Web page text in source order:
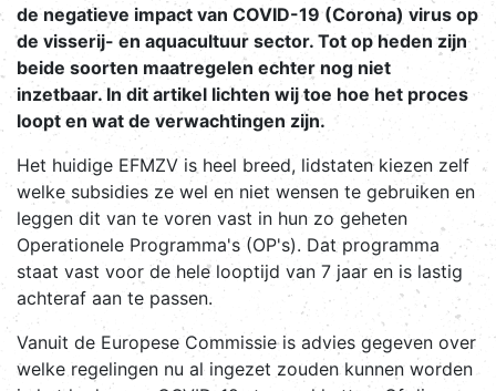
de negatieve impact van COVID-19 (Corona) virus op
de visserij- en aquacultuur sector. Tot op heden zijn
beide soorten maatregelen echter nog niet
inzetbaar. In dit artikel lichten wij toe hoe het proces
loopt en wat de verwachtingen zijn.
Het huidige EFMZV is heel breed, lidstaten kiezen zelf
welke subsidies ze wel en niet wensen te gebruiken en
leggen dit van te voren vast in hun zo geheten
Operationele Programma's (OP's). Dat programma
staat vast voor de hele looptijd van 7 jaar en is lastig
achteraf aan te passen.
Vanuit de Europese Commissie is advies gegeven over
welke regelingen nu al ingezet zouden kunnen worden